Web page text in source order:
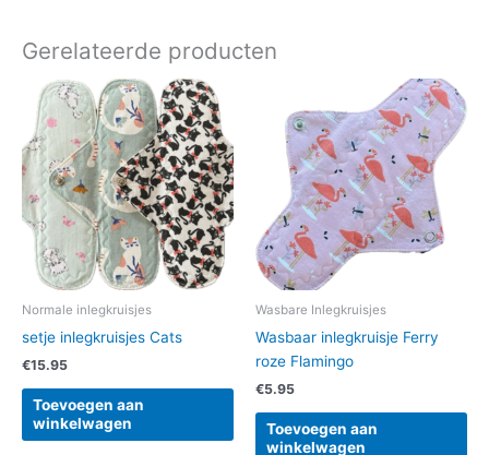
Gerelateerde producten
Normale inlegkruisjes
setje inlegkruisjes Cats
€15.95
Toevoegen aan
winkelwagen
Wasbare Inlegkruisjes
Wasbaar inlegkruisje Ferry
roze Flamingo
€5.95
Toevoegen aan
winkelwagen